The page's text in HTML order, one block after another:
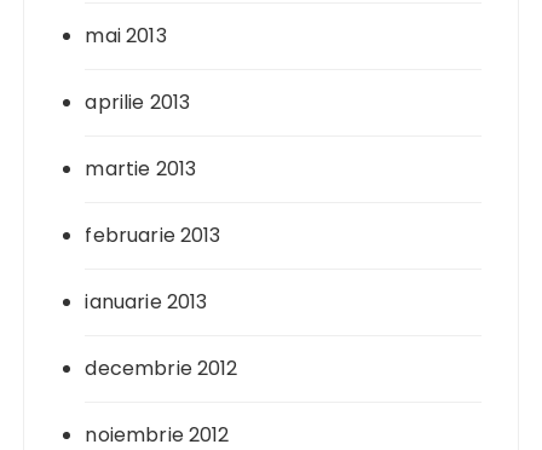
mai 2013
aprilie 2013
martie 2013
februarie 2013
ianuarie 2013
decembrie 2012
noiembrie 2012